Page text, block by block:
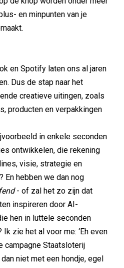
en minpunten van je
en Spotify laten ons al jaren
Dus de stap naar het
creatieve uitingen, zoals
producten en verpakkingen
in enkele seconden
ontwikkelen, die rekening
visie, strategie en
En hebben we dan nog
- of zal het zo zijn dat
inspireren door AI-
hen in luttele seconden
zie het al voor me: ‘Eh even
campagne Staatsloterij
niet met een hondje, egel